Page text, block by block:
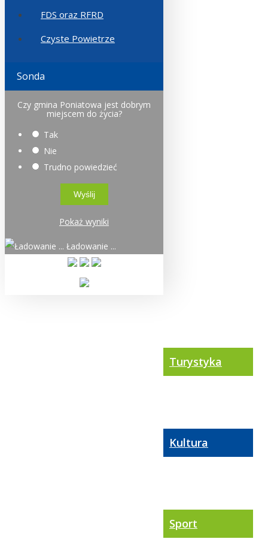
FDS oraz RFRD
Czyste Powietrze
Sonda
Czy gmina Poniatowa jest dobrym
miejscem do życia?
Tak
Nie
Trudno powiedzieć
Pokaż wyniki
Ładowanie ...
Turystyka
Kultura
Sport